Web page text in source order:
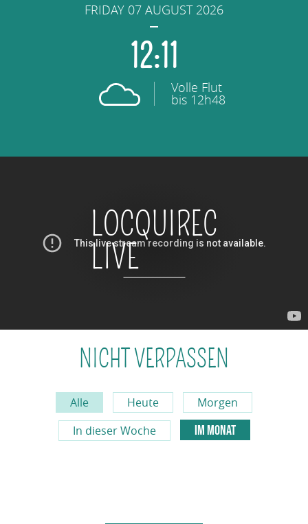
FRIDAY 07 AUGUST 2026
12:11
Volle Flut
bis 12h48
LOCQUIREC
LIVE
NICHT VERPASSEN
Alle Heute
Morgen
In dieser Woche
IM MONAT